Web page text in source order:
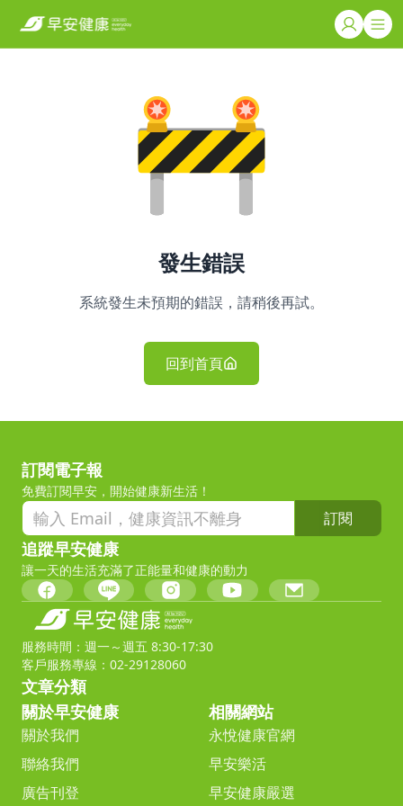
發生錯誤
系統發生未預期的錯誤，請稍後再試。
回到首頁
訂閱電子報
免費訂閱早安，開始健康新生活！
訂閱
追蹤早安健康
讓一天的生活充滿了正能量和健康的動力
服務時間：週一～週五 8:30-17:30
客戶服務專線：02-29128060
文章分類
關於早安健康
關於我們
聯絡我們
廣告刊登
相關網站
永悅健康官網
早安樂活
早安健康嚴選